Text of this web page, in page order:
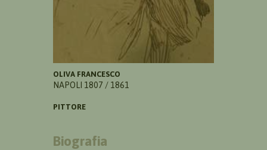
OLIVA FRANCESCO
NAPOLI 1807 / 1861
PITTORE
Biografia